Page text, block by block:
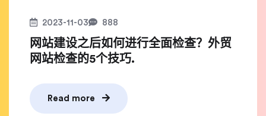
2023-11-03 888
网站建设之后如何进行全面检查？外贸
网站检查的5个技巧.
Read more